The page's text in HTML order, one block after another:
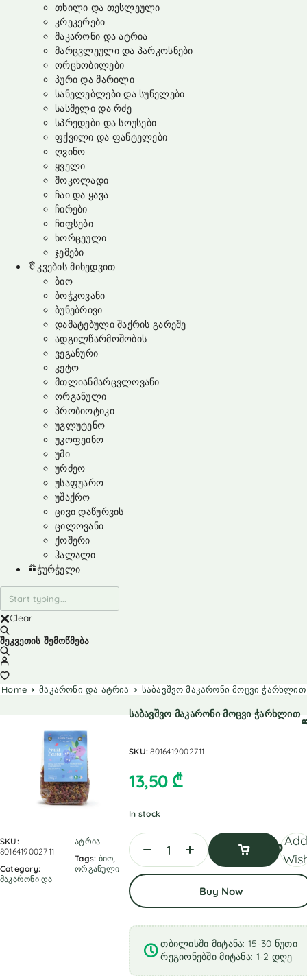
თხილი და თესლეული
კრეკერები
მაკარონი და ატრია
მარცვლეული და პარკოსნები
ორცხობილები
პური და მარილი
სანელებლები და სუნელები
სასმელი და რძე
სპრედები და სოუსები
ფქვილი და ფანტელები
ღვინო
ყველი
შოკოლადი
ჩაი და ყავა
ჩირები
ჩიფსები
ხორცეული
ჯემები
კვების მიხედვით
ბიო
ბოჭკოვანი
ბუნებრივი
დამატებული შაქრის გარეშე
ადგილწარმოშობის
ვეგანური
კეტო
მთლიანმარცვლოვანი
ორგანული
პრობიოტიკი
უგლუტენო
უკოფეინო
უმი
ურძეო
უსაფუარო
უშაქრო
ცივი დაწურვის
ცილოვანი
ქოშერი
ჰალალი
ჭურჭელი
Clear
შეკვეთის შემოწმება
Home მაკარონი და ატრია საბავშვო მაკარონი მოცვი ჭარხლით
SKU:
8016419002711
Category:
მაკარონი და
ატრია
Tags: ბიო
ორგანული
საბავშვო მაკარონი მოცვი ჭარხლით
SKU:8016419002711
13,50 ₾
In stock
To
Buy Now
თბილისში მიტანა: 15-30 წუთი
რეგიონებში მიტანა: 1-2 დღე